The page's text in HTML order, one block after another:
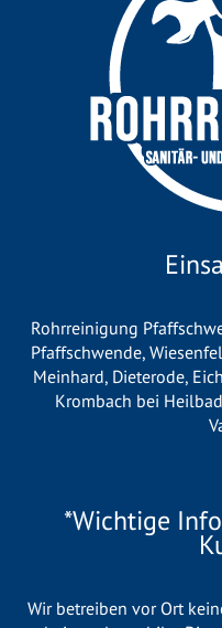
Rohrreinigung
Pfaffschwende,
Meinhard, Dieterode,
Krombach bei
*Wichtige
Wir betreiben vor Ort